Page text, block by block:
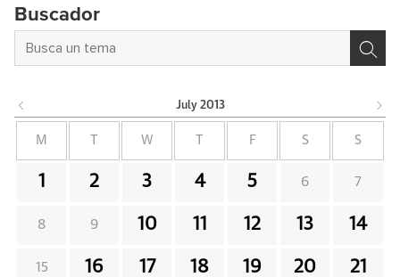
Buscador
July 2013
M W F S S
1 2 3 4 5 6 7
8 9 10 11 12 13 14
15 16 17 18 19 20 21